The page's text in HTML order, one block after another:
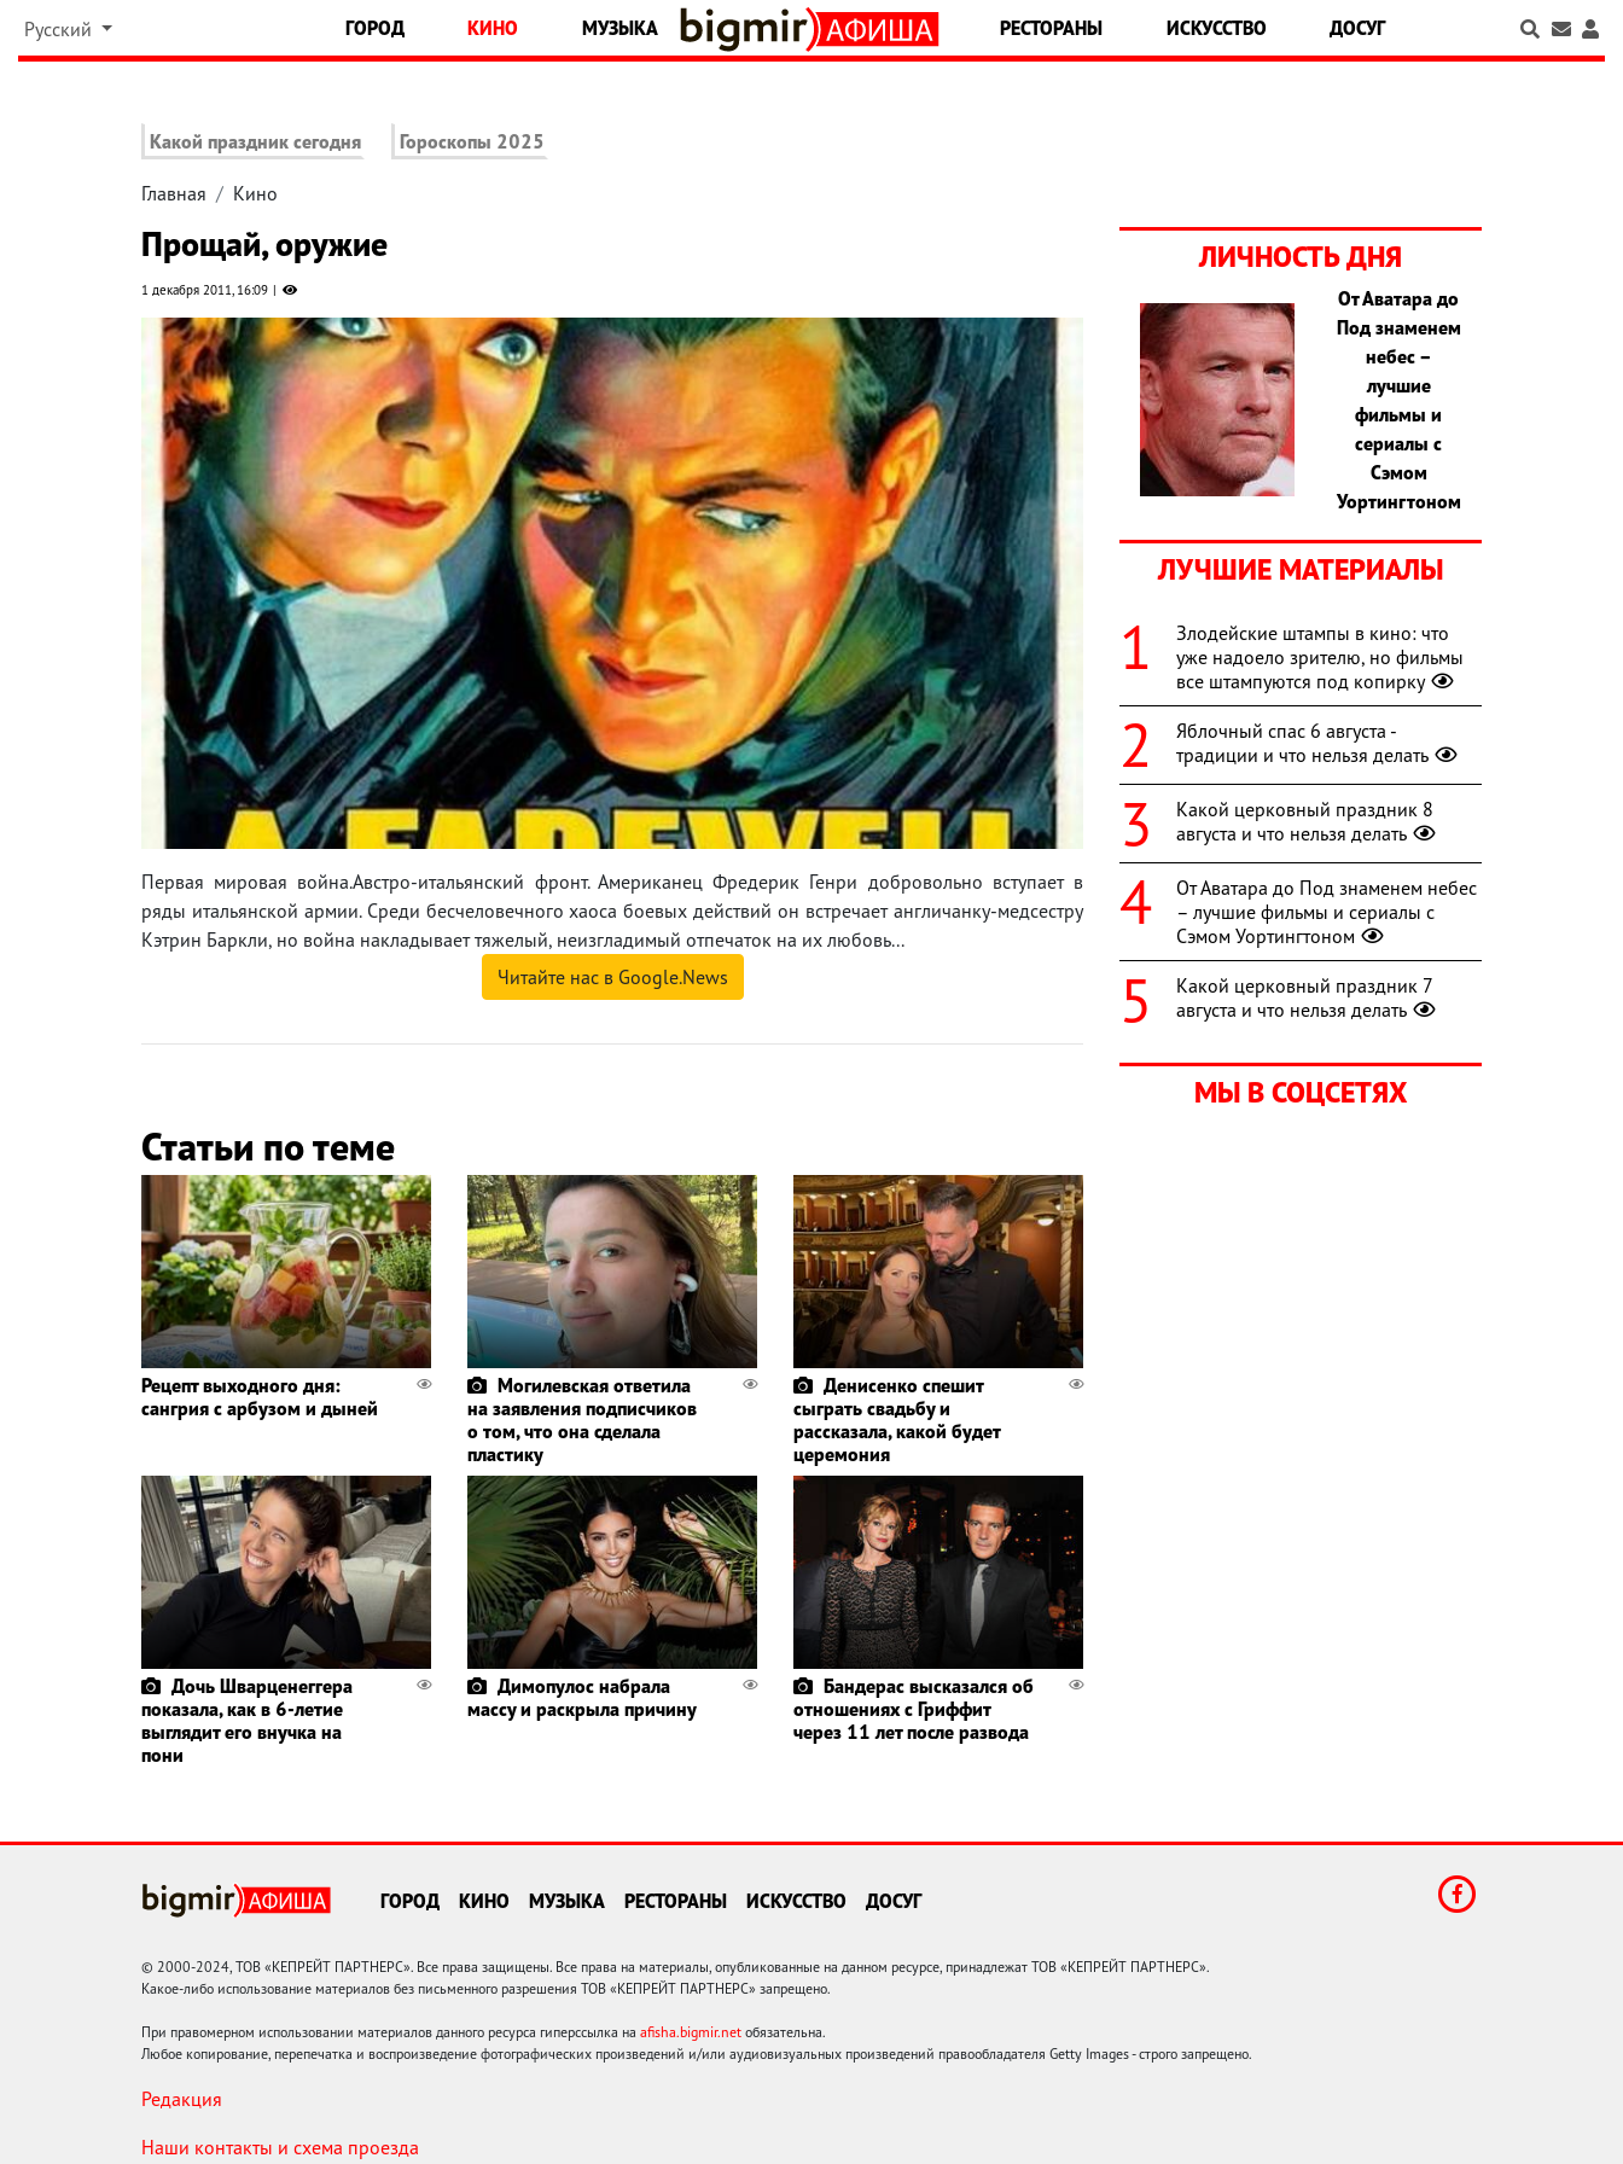
Русский ГОРОД КИНО МУЗЫКА РЕСТОРАНЫ ИСКУССТВО ДОСУГ
Какой праздник сегодня Гороскопы 2025
Главная Кино
Прощай, оружие
1 декабря 2011, 16:09
Первая мировая война.Австро-итальянский фронт. Американец Фредерик Генри добровольно вступает в
ряды итальянской армии. Среди бесчеловечного хаоса боевых действий он встречает англичанку-медсестру
Кэтрин Баркли, но война накладывает тяжелый, неизгладимый отпечаток на их любовь...
Читайте нас в Google.News
Статьи по теме
Рецепт выходного дня:
сангрия с арбузом и дыней
Могилевская ответила
на заявления подписчиков
о том, что она сделала
пластику
Денисенко спешит
сыграть свадьбу и
рассказала, какой будет
церемония
Дочь Шварценеггера
показала, как в 6-летие
выглядит его внучка на
пони
Димопулос набрала
массу и раскрыла причину
Бандерас высказался об
отношениях с Гриффит
через 11 лет после развода
ЛИЧНОСТЬ ДНЯ
От Аватара до
Под знаменем
небес –
лучшие
фильмы и
сериалы с
Сэмом
Уортингтоном
ЛУЧШИЕ МАТЕРИАЛЫ
Злодейские штампы в кино: что
уже надоело зрителю, но фильмы
все штампуются под копирку
Яблочный спас 6 августа -
традиции и что нельзя делать
Какой церковный праздник 8
августа и что нельзя делать
От Аватара до Под знаменем небес
– лучшие фильмы и сериалы с
Сэмом Уортингтоном
Какой церковный праздник 7
августа и что нельзя делать
МЫ В СОЦСЕТЯХ
ГОРОД КИНО МУЗЫКА РЕСТОРАНЫ ИСКУССТВО ДОСУГ
© 2000-2024, ТОВ «КЕПРЕЙТ ПАРТНЕРС». Все права защищены. Все права на материалы, опубликованные на данном ресурсе, принадлежат ТОВ «КЕПРЕЙТ ПАРТНЕРС».
Какое-либо использование материалов без письменного разрешения ТОВ «КЕПРЕЙТ ПАРТНЕРС» запрещено.
При правомерном использовании материалов данного ресурса гиперссылка на afisha.bigmir.net обязательна.
Любое копирование, перепечатка и воспроизведение фотографических произведений и/или аудиовизуальных произведений правообладателя Getty Images - строго запрещено.
Редакция
Наши контакты и схема проезда